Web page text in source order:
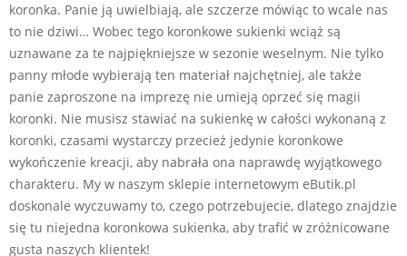
koronka. Panie ją uwielbiają, ale szczerze mówiąc to wcale nas
to nie dziwi… Wobec tego koronkowe sukienki wciąż są
uznawane za te najpiękniejsze w sezonie weselnym. Nie tylko
panny młode wybierają ten materiał najchętniej, ale także
panie zaproszone na imprezę nie umieją oprzeć się magii
koronki. Nie musisz stawiać na sukienkę w całości wykonaną z
koronki, czasami wystarczy przecież jedynie koronkowe
wykończenie kreacji, aby nabrała ona naprawdę wyjątkowego
charakteru. My w naszym sklepie internetowym eButik.pl
doskonale wyczuwamy to, czego potrzebujecie, dlatego znajdzie
się tu niejedna koronkowa sukienka, aby trafić w zróżnicowane
gusta naszych klientek!